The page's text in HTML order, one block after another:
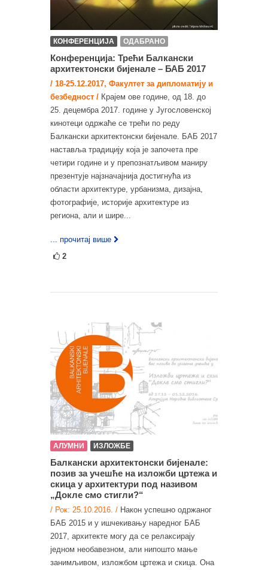
КОНФЕРЕНЦИЈА ОДАБРАНО
Конференција: Трећи Балкански
архитектонски бијенале – БАБ 2017
/ 18-25.12.2017, Факултет за дипломатију и
безбедност / Крајем ове године, од 18. до
25. децембра 2017. године у Југословенској
кинотеци одржаће се трећи по реду
Балкански архитектонски бијенале. БАБ 2017
наставља традицију која је започета пре
четири године и у препознатљивом маниру
презентује најзначајнија достигнућа из
области архитектуре, урбанизма, дизајна,
фотографије, историје архитектуре из
региона, али и шире...
... прочитај више
2
АЛУМНИ ИЗЛОЖБЕ
Балкански архитектонски бијенале:
позив за учешће на изложби цртежа и
скица у архитектури под називом
„Докле смо стигли?“
/ Рок: 25.10.2016. / Након успешно одржаног
БАБ 2015 и у ишчекивању наредног БАБ
2017, архитекте могу да се релаксирају
једном необавезном, али нипошто мање
занимљивом, изложбом цртежа и скица. Она